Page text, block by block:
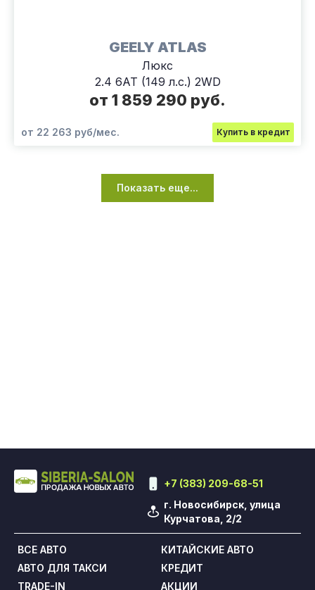
GEELY ATLAS
Люкс
2.4 6АТ (149 л.с.) 2WD
от 1 859 290 руб.
от 22 263 руб/мес. Купить в кредит
Показать еще...
+7 (383) 209-68-51
г. Новосибирск, улица
Курчатова, 2/2
ВСЕ АВТО
КИТАЙСКИЕ АВТО
АВТО ДЛЯ ТАКСИ
КРЕДИТ
TRADE-IN
АКЦИИ